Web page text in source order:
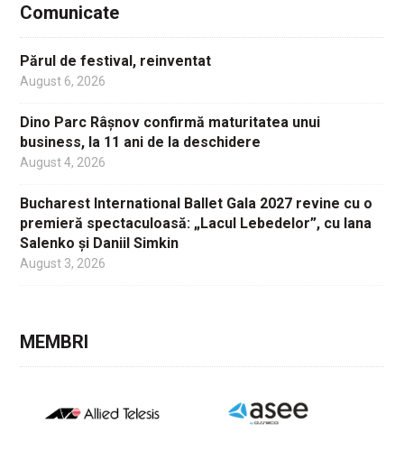
Comunicate
Părul de festival, reinventat
August 6, 2026
Dino Parc Râșnov confirmă maturitatea unui
business, la 11 ani de la deschidere
August 4, 2026
Bucharest International Ballet Gala 2027 revine cu o
premieră spectaculoasă: „Lacul Lebedelor”, cu Iana
Salenko și Daniil Simkin
August 3, 2026
MEMBRI